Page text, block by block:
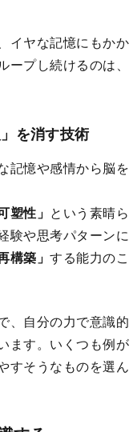
イヤな記憶にもかか
プし続けるのは、
を消す技術
記憶や感情から脳を
塑性」 という素晴ら
験や思考パターンに
構築」する能力のこ
、自分の力で意識的
ます。いくつも例が
すそうなものを選ん